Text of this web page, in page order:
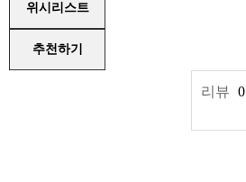
위시리스트
추천하기
리뷰 0